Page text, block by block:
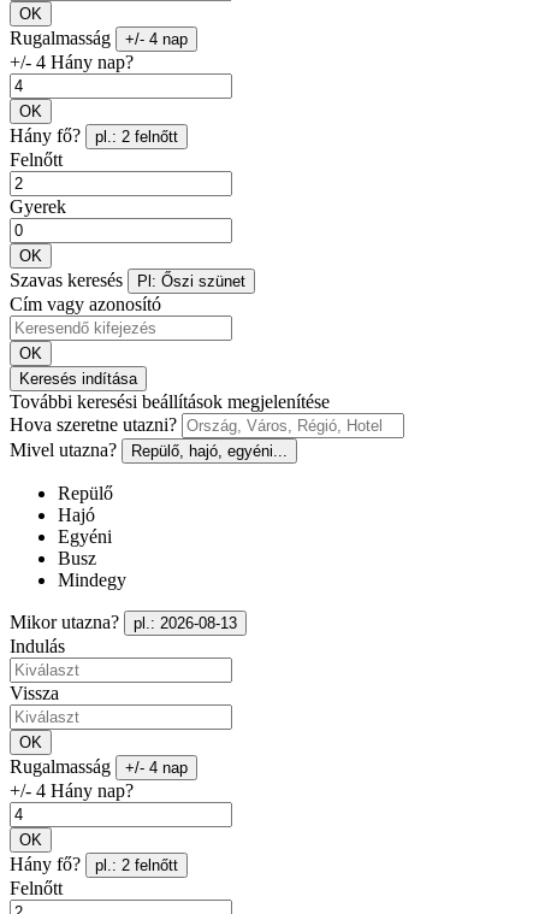
OK
Rugalmasság +/- 4 nap
+/- 4 Hány nap?
OK
Hány fő? pl.: 2 felnőtt
Felnőtt
Gyerek
OK
Szavas keresés Pl: Őszi szünet
Cím vagy azonosító
OK
Keresés indítása
További keresési beállítások megjelenítése
Hova szeretne utazni?
Mivel utazna?
Repülő, hajó, egyéni...
Repülő
Hajó
Egyéni
Busz
Mindegy
Mikor utazna? pl.: 2026-08-13
Indulás
Vissza
OK
Rugalmasság +/- 4 nap
+/- 4 Hány nap?
OK
Hány fő? pl.: 2 felnőtt
Felnőtt